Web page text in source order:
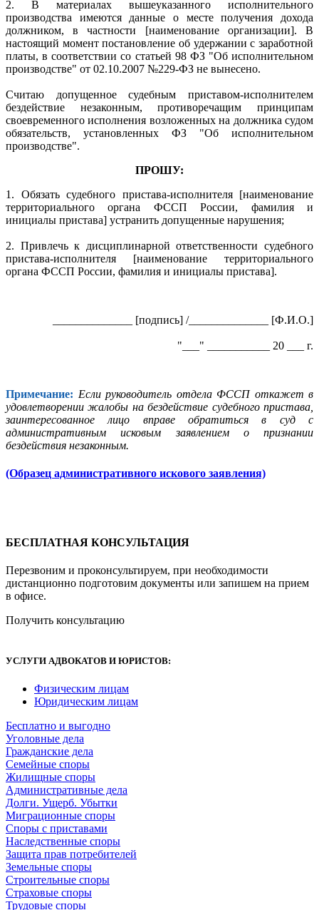
2. В материалах вышеуказанного исполнительного
производства имеются данные о месте получения дохода
должником, в частности [наименование организации]. В
настоящий момент постановление об удержании с заработной
платы, в соответствии со статьей 98 ФЗ "Об исполнительном
производстве" от 02.10.2007 №229-ФЗ не вынесено.
Считаю допущенное судебным приставом-исполнителем
бездействие незаконным, противоречащим принципам
своевременного исполнения возложенных на должника судом
обязательств, установленных ФЗ "Об исполнительном
производстве".
ПРОШУ:
1. Обязать судебного пристава-исполнителя [наименование
территориального органа ФССП России, фамилия и
инициалы пристава] устранить допущенные нарушения;
2. Привлечь к дисциплинарной ответственности судебного
пристава-исполнителя [наименование территориального
органа ФССП России, фамилия и инициалы пристава].
______________ [подпись] /______________ [Ф.И.О.]
"___" ___________ 20 ___ г.
Примечание: Если руководитель отдела ФССП откажет в
удовлетворении жалобы на бездействие судебного пристава,
заинтересованное лицо вправе обратиться в суд с
административным исковым заявлением о признании
бездействия незаконным.
(Образец административного искового заявления)
БЕСПЛАТНАЯ КОНСУЛЬТАЦИЯ
Перезвоним и проконсультируем, при необходимости
дистанционно подготовим документы или запишем на прием
в офисе.
Получить консультацию
УСЛУГИ АДВОКАТОВ И ЮРИСТОВ:
Физическим лицам
Юридическим лицам
Бесплатно и выгодно
Уголовные дела
Гражданские дела
Семейные споры
Жилищные споры
Административные дела
Долги. Ущерб. Убытки
Миграционные споры
Споры с приставами
Наследственные споры
Защита прав потребителей
Земельные споры
Строительные споры
Страховые споры
Трудовые споры